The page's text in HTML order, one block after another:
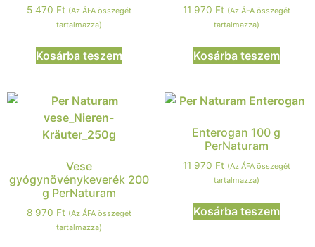
5 470 Ft (Az ÁFA összegét
tartalmazza)
Kosárba teszem
11 970 Ft (Az ÁFA összegét
tartalmazza)
Kosárba teszem
Vese
gyógynövénykeverék 200
g PerNaturam
8 970 Ft (Az ÁFA összegét
tartalmazza)
Enterogan 100 g
PerNaturam
11 970 Ft (Az ÁFA összegét
tartalmazza)
Kosárba teszem